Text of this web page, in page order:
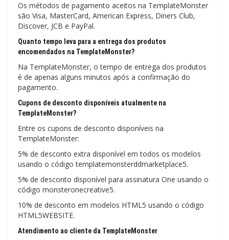
Os métodos de pagamento aceitos na TemplateMonster
são Visa, MasterCard, American Express, Diners Club,
Discover, JCB e PayPal.
Quanto tempo leva para a entrega dos produtos
encomendados na TemplateMonster?
Na TemplateMonster, o tempo de entrega dos produtos
é de apenas alguns minutos após a confirmação do
pagamento.
Cupons de desconto disponíveis atualmente na
TemplateMonster?
Entre os cupons de desconto disponíveis na
TemplateMonster:
5% de desconto extra disponível em todos os modelos
usando o código templatemonsterddmarketplace5.
5% de desconto disponível para assinatura One usando o
código monsteronecreative5.
10% de desconto em modelos HTML5 usando o código
HTML5WEBSITE.
Atendimento ao cliente da TemplateMonster